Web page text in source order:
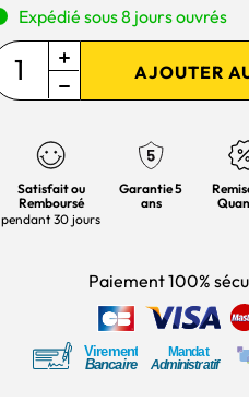
Expédié sous 8 jours ouvrés
AJOUTER
Satisfait ou
Remboursé
pendant 30 jours
Garantie 5
ans
Paiement 100%